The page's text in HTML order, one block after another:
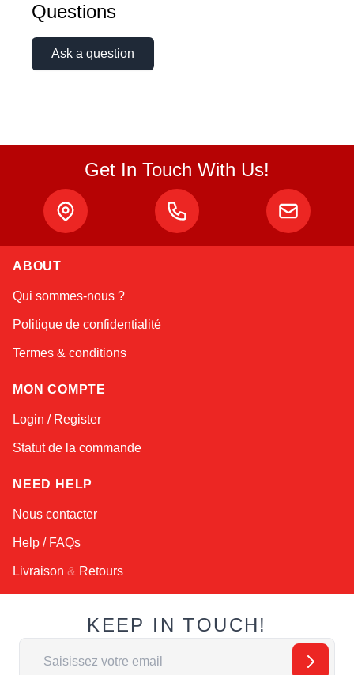
Questions
Ask a question
Get In Touch With Us!
ABOUT
Qui sommes-nous ?
Politique de confidentialité
Termes & conditions
MON COMPTE
Login / Register
Statut de la commande
NEED HELP
Nous contacter
Help / FAQs
Livraison & Retours
KEEP IN TOUCH!
Adresse email